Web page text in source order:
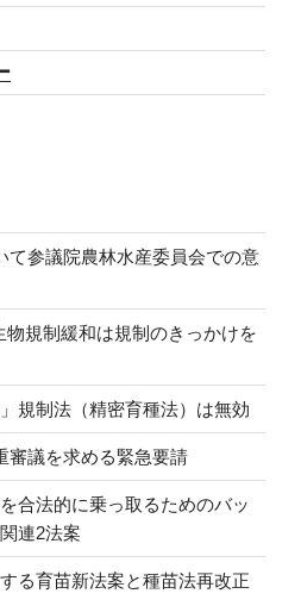
て参議院農林水産委員会での意
物規制緩和は規制のきっかけを
規制法（精密育種法）は無効
審議を求める緊急要請
合法的に乗っ取るためのバッ
連2法案
る育苗新法案と種苗法再改正